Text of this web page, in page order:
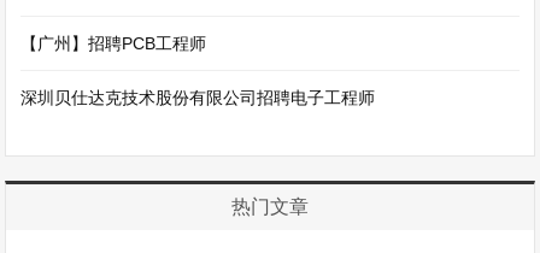
【广州】招聘PCB工程师
深圳贝仕达克技术股份有限公司招聘电子工程师
热门文章